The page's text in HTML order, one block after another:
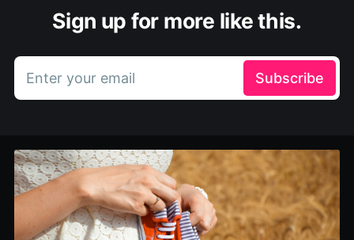
Sign up for more like this.
Enter your email Subscribe